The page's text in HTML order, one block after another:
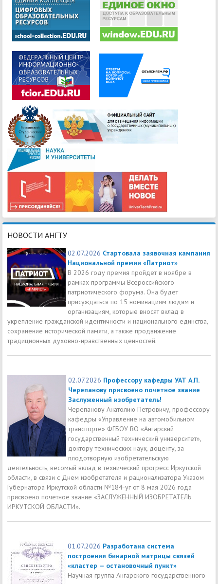
НОВОСТИ АНГТУ
02.07.2026 Стартовала заявочная кампания
Национальной премии «Патриот»
В 2026 году премия пройдет в ноябре в
рамках программы Всероссийского
патриотического форума. Она будет
присуждаться по 15 номинациям людям и
организациям, которые вносят вклад в
укрепление гражданской идентичности и национального единства,
сохранение исторической памяти, а также продвижение
традиционных духовно-нравственных ценностей.
02.07.2026 Профессору кафедры УАТ А.П.
Черепанову присвоено почетное звание
Заслуженный изобретатель!
Черепанову Анатолию Петровичу, профессору
кафедры «Управление на автомобильном
транспорте» ФГБОУ ВО «Ангарский
государственный технический университет»,
доктору технических наук, доценту, за
плодотворную изобретательскую
деятельность, весомый вклад в технический прогресс Иркутской
области, в связи с Днем изобретателя и рационализатора Указом
Губернатора Иркутской области №184-уг от 8 мая 2026 года
присвоено почетное звание «ЗАСЛУЖЕННЫЙ ИЗОБРЕТАТЕЛЬ
ИРКУТСКОЙ ОБЛАСТИ».
01.07.2026 Разработана система
построения бинарной матрицы связей
«кластер — остановочный пункт»
Научная группа Ангарского государственного